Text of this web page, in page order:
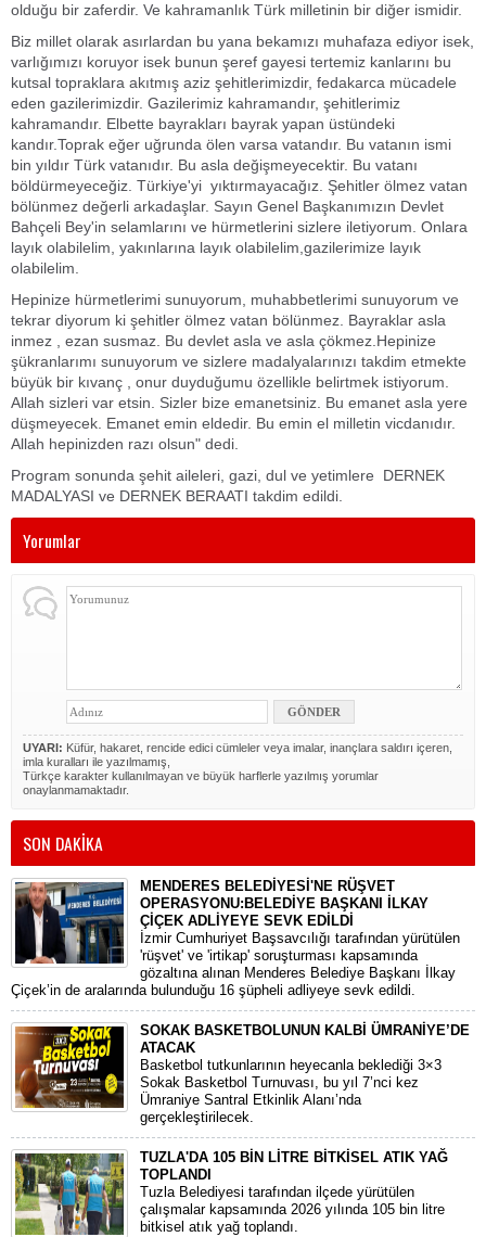
olduğu bir zaferdir. Ve kahramanlık Türk milletinin bir diğer ismidir.
Biz millet olarak asırlardan bu yana bekamızı muhafaza ediyor isek,
varlığımızı koruyor isek bunun şeref gayesi tertemiz kanlarını bu
kutsal topraklara akıtmış aziz şehitlerimizdir, fedakarca mücadele
eden gazilerimizdir. Gazilerimiz kahramandır, şehitlerimiz
kahramandır. Elbette bayrakları bayrak yapan üstündeki
kandır.Toprak eğer uğrunda ölen varsa vatandır. Bu vatanın ismi
bin yıldır Türk vatanıdır. Bu asla değişmeyecektir. Bu vatanı
böldürmeyeceğiz. Türkiye'yi yıktırmayacağız. Şehitler ölmez vatan
bölünmez değerli arkadaşlar. Sayın Genel Başkanımızın Devlet
Bahçeli Bey'in selamlarını ve hürmetlerini sizlere iletiyorum. Onlara
layık olabilelim, yakınlarına layık olabilelim,gazilerimize layık
olabilelim.
Hepinize hürmetlerimi sunuyorum, muhabbetlerimi sunuyorum ve
tekrar diyorum ki şehitler ölmez vatan bölünmez. Bayraklar asla
inmez , ezan susmaz. Bu devlet asla ve asla çökmez.Hepinize
şükranlarımı sunuyorum ve sizlere madalyalarınızı takdim etmekte
büyük bir kıvanç , onur duyduğumu özellikle belirtmek istiyorum.
Allah sizleri var etsin. Sizler bize emanetsiniz. Bu emanet asla yere
düşmeyecek. Emanet emin eldedir. Bu emin el milletin vicdanıdır.
Allah hepinizden razı olsun" dedi.
Program sonunda şehit aileleri, gazi, dul ve yetimlere DERNEK
MADALYASI ve DERNEK BERAATI takdim edildi.
Yorumlar
UYARI: Küfür, hakaret, rencide edici cümleler veya imalar, inançlara saldırı içeren,
imla kuralları ile yazılmamış,
Türkçe karakter kullanılmayan ve büyük harflerle yazılmış yorumlar
onaylanmamaktadır.
SON DAKİKA
MENDERES BELEDİYESİ'NE RÜŞVET
OPERASYONU:BELEDİYE BAŞKANI İLKAY
ÇİÇEK ADLİYEYE SEVK EDİLDİ
​İzmir Cumhuriyet Başsavcılığı tarafından yürütülen
'rüşvet' ve 'irtikap' soruşturması kapsamında
gözaltına alınan Menderes Belediye Başkanı İlkay
Çiçek’in de aralarında bulunduğu 16 şüpheli adliyeye sevk edildi.
SOKAK BASKETBOLUNUN KALBİ ÜMRANİYE’DE
ATACAK
Basketbol tutkunlarının heyecanla beklediği 3×3
Sokak Basketbol Turnuvası, bu yıl 7’nci kez
Ümraniye Santral Etkinlik Alanı’nda
gerçekleştirilecek.
TUZLA'DA 105 BİN LİTRE BİTKİSEL ATIK YAĞ
TOPLANDI
Tuzla Belediyesi tarafından ilçede yürütülen
çalışmalar kapsamında 2026 yılında 105 bin litre
bitkisel atık yağ toplandı.